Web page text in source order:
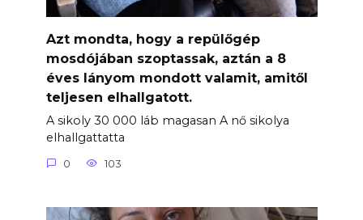
Azt mondta, hogy a repülőgép
mosdójában szoptassak, aztán a 8
éves lányom mondott valamit, amitől
teljesen elhallgatott.
A sikoly 30 000 láb magasan A nő sikolya
elhallgattatta
0 103